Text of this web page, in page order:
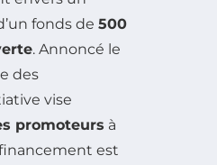
fonds de 500
. Annoncé le
des
vise
promoteurs à
est